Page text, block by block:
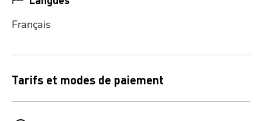
Français
Tarifs et modes de paiement